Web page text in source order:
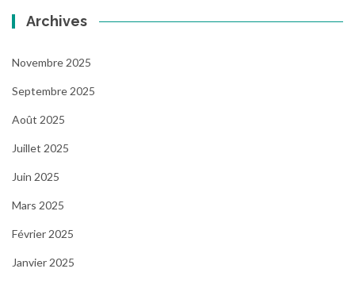
Archives
Novembre 2025
Septembre 2025
Août 2025
Juillet 2025
Juin 2025
Mars 2025
Février 2025
Janvier 2025